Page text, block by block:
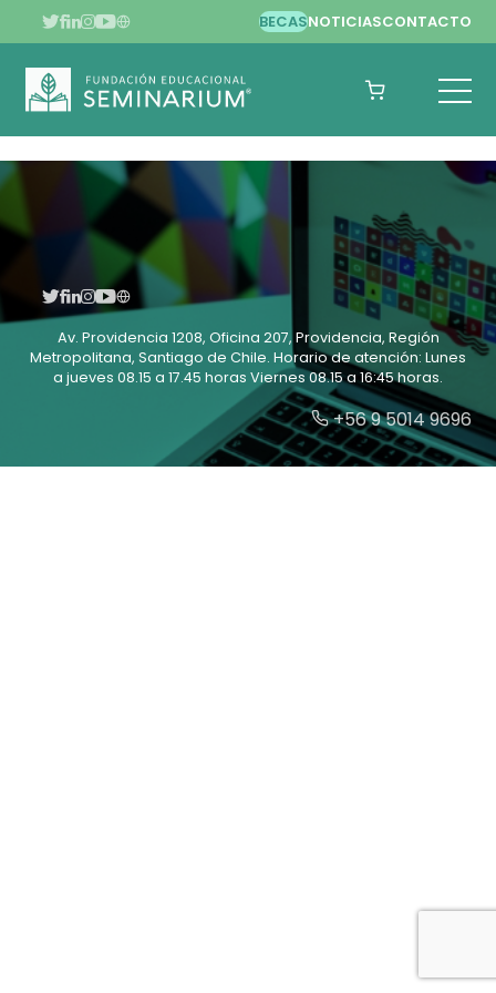
BECASNOTICIASCONTACTO
Esta es una bajada simulada para el relator 3
Av. Providencia 1208, Oficina 207, Providencia, Región
Metropolitana, Santiago de Chile. Horario de atención: Lunes
a jueves 08.15 a 17.45 horas Viernes 08.15 a 16:45 horas.
+56 9 5014 9696